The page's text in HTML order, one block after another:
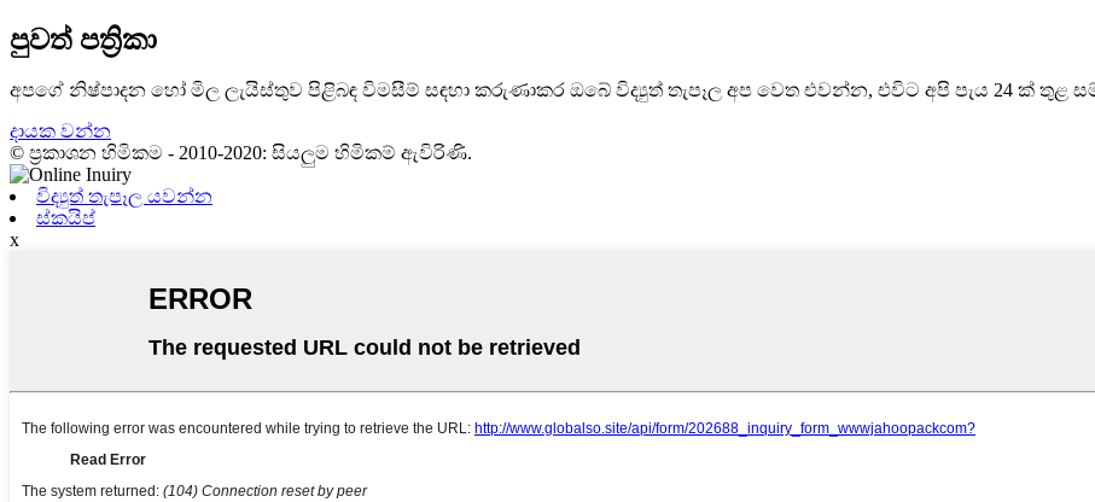
පුවත් පත්‍රිකා
අපගේ නිෂ්පාදන හෝ මිල ලැයිස්තුව පිළිබඳ විමසීම් සඳහා කරුණාකර ඔබේ විද්‍යුත් තැපෑල අප වෙත එවන්න, එවිට අපි පැය 24 ක් තුළ
දායක වන්න
© ප්‍රකාශන හිමිකම - 2010-2020: සියලුම හිමිකම් ඇවිරිණි.
විද්‍යුත් තැපෑල යවන්න
ස්කයිප්
x